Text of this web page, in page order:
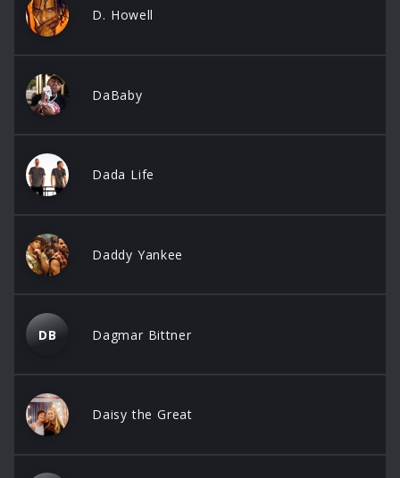
D. Howell
DaBaby
Dada Life
Daddy Yankee
DB Dagmar Bittner
Daisy the Great